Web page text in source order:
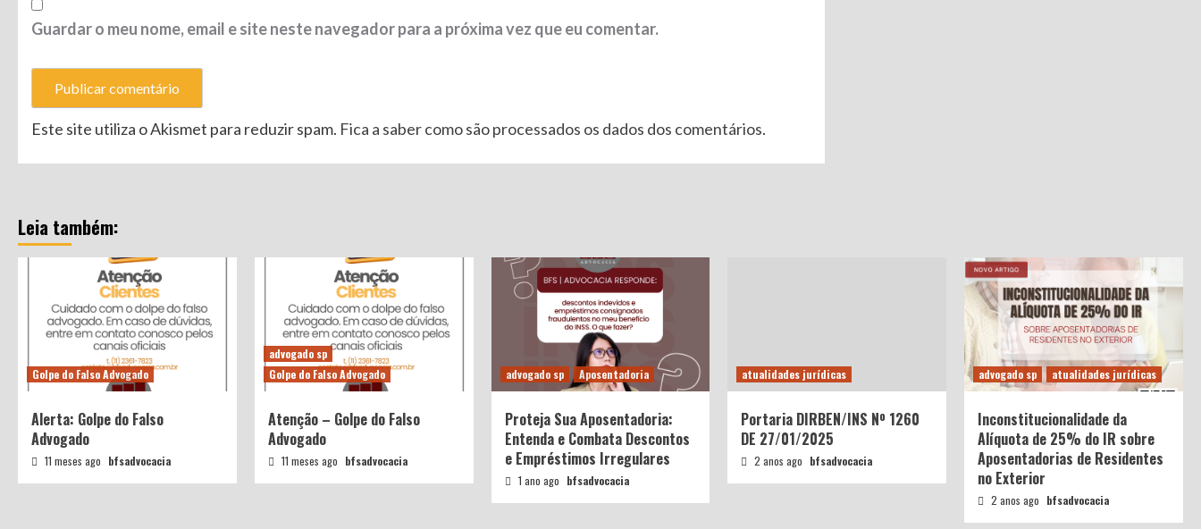
Guardar o meu nome, email e site neste navegador para a próxima vez que eu comentar.
Este site utiliza o Akismet para reduzir spam. Fica a saber como são processados os dados dos comentários.
Leia também:
Golpe do Falso Advogado
Alerta: Golpe do Falso
Advogado
11 meses ago bfsadvocacia
advogado sp
Golpe do Falso Advogado
Atenção – Golpe do Falso
Advogado
11 meses ago bfsadvocacia
advogado sp Aposentadoria
Proteja Sua Aposentadoria:
Entenda e Combata Descontos
e Empréstimos Irregulares
1 ano ago bfsadvocacia
atualidades jurídicas
Portaria DIRBEN/INS Nº 1260
DE 27/01/2025
2 anos ago bfsadvocacia
advogado sp atualidades jurídicas
Inconstitucionalidade da
Alíquota de 25% do IR sobre
Aposentadorias de Residentes
no Exterior
2 anos ago bfsadvocacia